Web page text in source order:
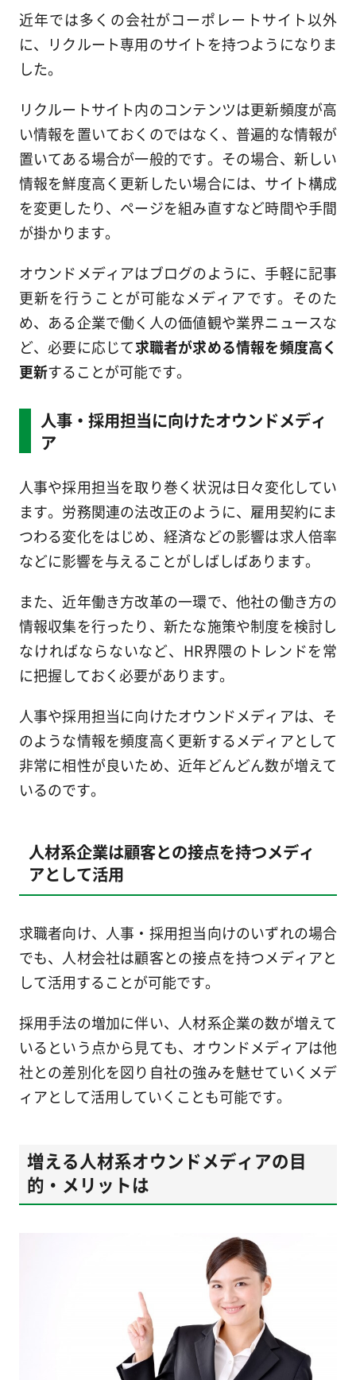
近年では多くの会社がコーポレートサイト以外
に、リクルート専用のサイトを持つようになりま
した。
リクルートサイト内のコンテンツは更新頻度が高
い情報を置いておくのではなく、普遍的な情報が
置いてある場合が一般的です。その場合、新しい
情報を鮮度高く更新したい場合には、サイト構成
を変更したり、ページを組み直すなど時間や手間
が掛かります。
オウンドメディアはブログのように、手軽に記事
更新を行うことが可能なメディアです。そのた
め、ある企業で働く人の価値観や業界ニュースな
ど、必要に応じて求職者が求める情報を頻度高く
更新することが可能です。
人事・採用担当に向けたオウンドメディ
ア
人事や採用担当を取り巻く状況は日々変化してい
ます。労務関連の法改正のように、雇用契約にま
つわる変化をはじめ、経済などの影響は求人倍率
などに影響を与えることがしばしばあります。
また、近年働き方改革の一環で、他社の働き方の
情報収集を行ったり、新たな施策や制度を検討し
なければならないなど、HR界隈のトレンドを常
に把握しておく必要があります。
人事や採用担当に向けたオウンドメディアは、そ
のような情報を頻度高く更新するメディアとして
非常に相性が良いため、近年どんどん数が増えて
いるのです。
人材系企業は顧客との接点を持つメディ
アとして活用
求職者向け、人事・採用担当向けのいずれの場合
でも、人材会社は顧客との接点を持つメディアと
して活用することが可能です。
採用手法の増加に伴い、人材系企業の数が増えて
いるという点から見ても、オウンドメディアは他
社との差別化を図り自社の強みを魅せていくメデ
ィアとして活用していくことも可能です。
増える人材系オウンドメディアの目
的・メリットは